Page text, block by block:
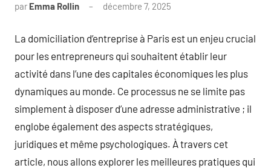
par Emma Rollin décembre 7, 2025
La domiciliation d’entreprise à Paris est un enjeu crucial
pour les entrepreneurs qui souhaitent établir leur
activité dans l’une des capitales économiques les plus
dynamiques au monde. Ce processus ne se limite pas
simplement à disposer d’une adresse administrative ; il
englobe également des aspects stratégiques,
juridiques et même psychologiques. À travers cet
article, nous allons explorer les meilleures pratiques qui